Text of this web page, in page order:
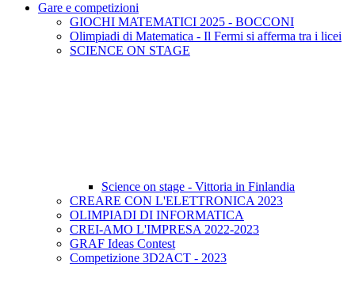
Gare e competizioni
GIOCHI MATEMATICI 2025 - BOCCONI
Olimpiadi di Matematica - Il Fermi si afferma tra i licei
SCIENCE ON STAGE
Science on stage - Vittoria in Finlandia
CREARE CON L'ELETTRONICA 2023
OLIMPIADI DI INFORMATICA
CREI-AMO L'IMPRESA 2022-2023
GRAF Ideas Contest
Competizione 3D2ACT - 2023